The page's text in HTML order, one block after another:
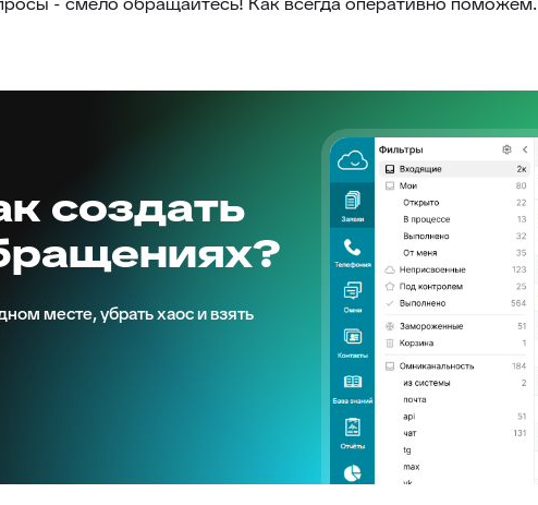
создать
месте, убрать хаос и взять